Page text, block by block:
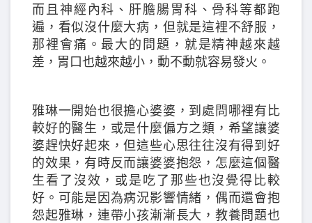
而且神經內科、肝膽腸胃科、骨科等都跑
遍，看似沒什麼大病，但就是這裡不舒服，
那裡會痛。最大的問題，就是精神越來越
差，胃口也越來越小，動不動就容易發火。
雅琳一開始也很擔心婆婆，到處問哪裡有比
較好的醫生，或是什麼偏方之類，希望讓婆
婆趕快好起來，但這些心思往往沒有得到好
的效果，有時反而讓婆婆抱怨，怎麼這個醫
生看了沒效，或是吃了那些也沒覺得比較
好。可能是因為病況影響情緒，偶而還會抱
怨起雅琳，連帶小孩漸漸長大，教養問題也